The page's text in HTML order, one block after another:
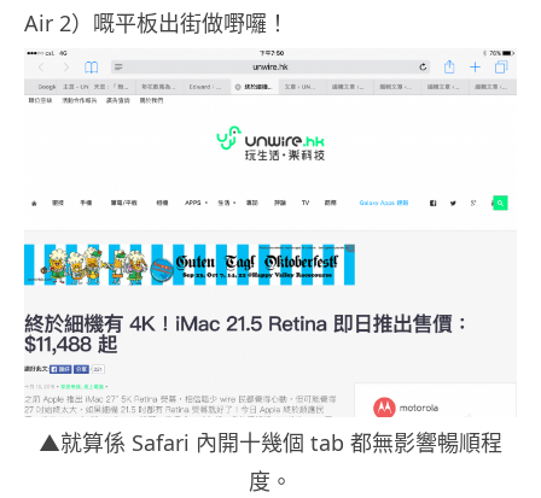
Air 2）嘅平板出街做嘢囉！
▲就算係 Safari 內開十幾個 tab 都無影響暢順程
度。